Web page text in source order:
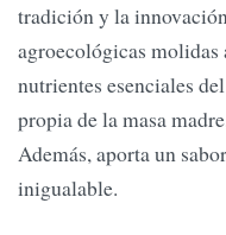
tradición y la
agroecológicas molidas
nutrientes esenciales
propia de la masa
Además, aporta un
inigualable.